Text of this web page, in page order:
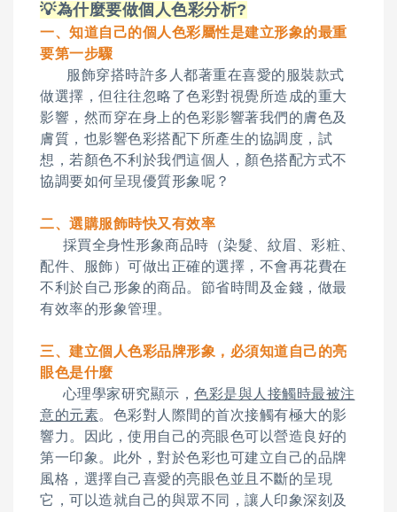
💡為什麼要做個人色彩分析?
一、知道自己的個人色彩屬性是建立形象的最重
要第一步驟
服飾穿搭時許多人都著重在喜愛的服裝款式
做選擇，但往往忽略了色彩對視覺所造成的重大
影響，然而穿在身上的色彩影響著我們的膚色及
膚質，也影響色彩搭配下所產生的協調度，試
想，若顏色不利於我們這個人，顏色搭配方式不
協調要如何呈現優質形象呢？
二、選購服飾時快又有效率
採買全身性形象商品時（染髮、紋眉、彩粧、
配件、服飾）可做出正確的選擇，不會再花費在
不利於自己形象的商品。節省時間及金錢，做最
有效率的形象管理。
三、建立個人色彩品牌形象，必須知道自己的亮
眼色是什麼
心理學家研究顯示， 色彩是與人接觸時最被注
意的元素。色彩對人際間的首次接觸有極大的影
響力。因此，使用自己的亮眼色可以營造良好的
第一印象。此外，對於色彩也可建立自己的品牌
風格，選擇自己喜愛的亮眼色並且不斷的呈現
它，可以造就自己的與眾不同，讓人印象深刻及